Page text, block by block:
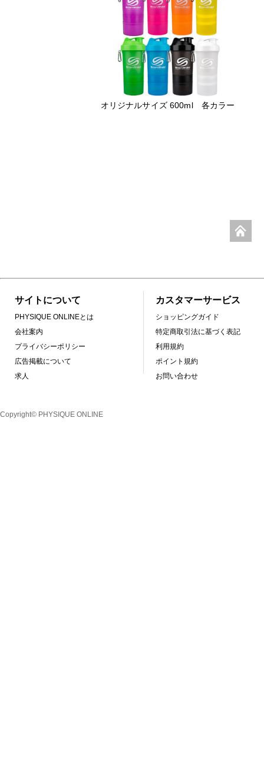
オリジナルサイズ 600ml 各カラー
サイトについて
PHYSIQUE ONLINEとは
会社案内
プライバシーポリシー
広告掲載について
求人
カスタマーサービス
ショッピングガイド
特定商取引法に基づく表記
利用規約
ポイント規約
お問い合わせ
Copyright© PHYSIQUE ONLINE